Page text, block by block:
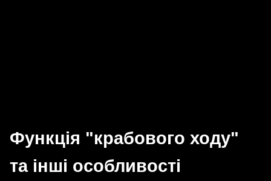
Функція "крабового ходу"
та інші особливості